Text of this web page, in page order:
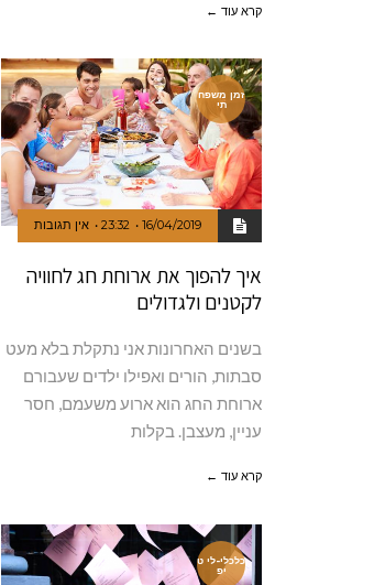
קרא עוד ←
זמן משפח
תי
16/04/2019
23:32 אין תגובות
איך להפוך את ארוחת חג לחוויה
לקטנים ולגדולים
בשנים האחרונות אני נתקלת בלא מעט
סבתות, הורים ואפילו ילדים שעבורם
ארוחת החג הוא ארוע משעמם, חסר
עניין, מעצבן. בקלות
קרא עוד ←
כלכלי-לי ט
יפ